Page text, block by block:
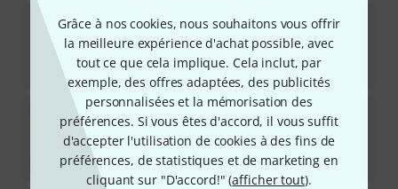
Grâce à nos cookies, nous souhaitons vous offrir
la meilleure expérience d'achat possible, avec
tout ce que cela implique. Cela inclut, par
exemple, des offres adaptées, des publicités
personnalisées et la mémorisation des
préférences. Si vous êtes d'accord, il vous suffit
d'accepter l'utilisation de cookies à des fins de
préférences, de statistiques et de marketing en
cliquant sur "D'accord!" (afficher tout).
RotosoundRS66LDN Swing Bass
Disponible immédiatement
22 €
DR StringsBlack Beauties BKB-45
218
Disponible immédiatement
32€